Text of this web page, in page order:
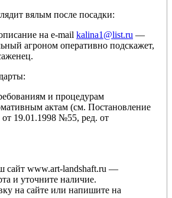
вялым после посадки:
на e-mail kalina1@list.ru —
агроном оперативно подскажет,
и процедурам
актам (см. Постановление
19.01.1998 №55, ред. от
сайт www.art-landshaft.ru —
и уточните наличие.
на сайте или напишите на